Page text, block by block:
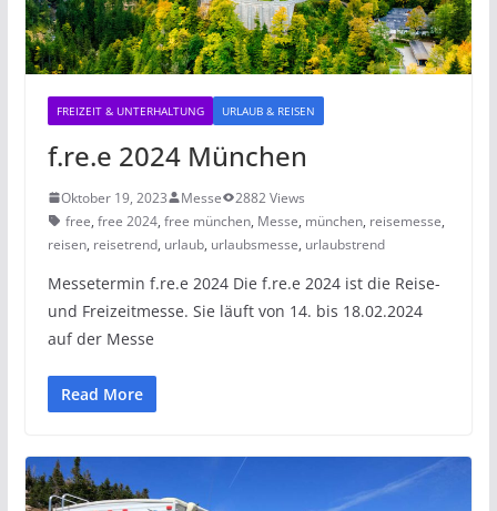
FREIZEIT & UNTERHALTUNG URLAUB & REISEN
f.re.e 2024 München
Oktober 19, 2023 Messe
2882 Views
free, free 2024, free münchen, Messe, münchen, reisemesse,
reisen, reisetrend, urlaub, urlaubsmesse, urlaubstrend
Messetermin f.re.e 2024 Die f.re.e 2024 ist die Reise-
und Freizeitmesse. Sie läuft von 14. bis 18.02.2024
auf der Messe
Read More